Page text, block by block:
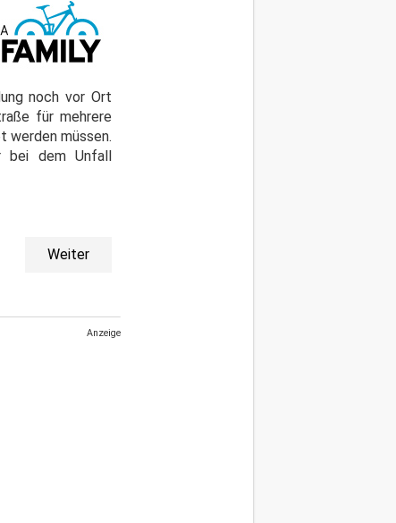
noch vor Ort
für mehrere
werden müssen.
bei dem Unfall
Weiter
Anzeige